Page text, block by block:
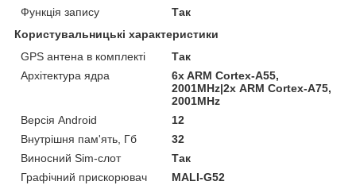
Функція запису
Так
Користувальницькі характеристики
GPS антена в комплекті
Так
Архітектура ядра
6x ARM Cortex-A55,
2001MHz|2х ARM Cortex-A75,
2001MHz
Версія Android
12
Внутрішня пам'ять, Гб
32
Виносний Sim-слот
Так
Графічний прискорювач
MALI-G52